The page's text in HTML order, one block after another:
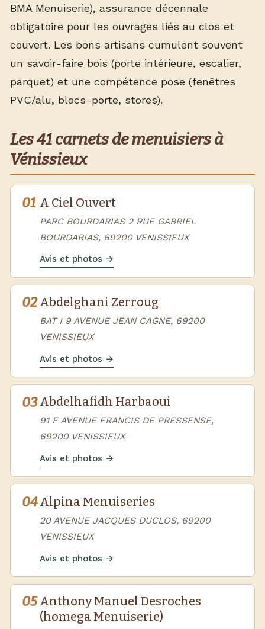
BMA Menuiserie), assurance décennale
obligatoire pour les ouvrages liés au clos et
couvert. Les bons artisans cumulent souvent
un savoir-faire bois (porte intérieure, escalier,
parquet) et une compétence pose (fenêtres
PVC/alu, blocs-porte, stores).
Les 41 carnets de menuisiers à
Vénissieux
01 A Ciel Ouvert
PARC BOURDARIAS 2 RUE GABRIEL
BOURDARIAS, 69200 VENISSIEUX
Avis et photos →
02 Abdelghani Zerroug
BAT I 9 AVENUE JEAN CAGNE, 69200
VENISSIEUX
Avis et photos →
03 Abdelhafidh Harbaoui
91 F AVENUE FRANCIS DE PRESSENSE,
69200 VENISSIEUX
Avis et photos →
04 Alpina Menuiseries
20 AVENUE JACQUES DUCLOS, 69200
VENISSIEUX
Avis et photos →
05 Anthony Manuel Desroches
(homega Menuiserie)